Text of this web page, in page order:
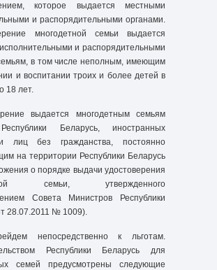
которое выдается местными
и распорядительными органами.
многодетной семьи выдается
и распорядительными
в том числе неполным, имеющим
и воспитании троих и более детей в
18 лет.
выдается многодетным семьям
Беларусь, иностранных
лиц без гражданства, постоянно
на территории Республики Беларусь
о порядке выдачи удостоверения
семьи, утвержденного
Совета Министров Республики
28.07.2011 № 1009).
непосредственно к льготам.
Республики Беларусь для
семей предусмотрены следующие